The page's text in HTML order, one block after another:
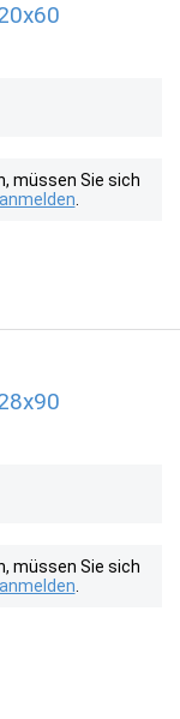
müssen Sie sich
müssen Sie sich